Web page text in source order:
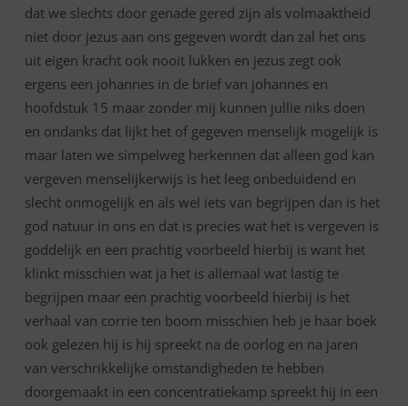
dat we slechts door genade gered zijn als volmaaktheid
niet door jezus aan ons gegeven wordt dan zal het ons
uit eigen kracht ook nooit lukken en jezus zegt ook
ergens een johannes in de brief van johannes en
hoofdstuk 15 maar zonder mij kunnen jullie niks doen
en ondanks dat lijkt het of gegeven menselijk mogelijk is
maar laten we simpelweg herkennen dat alleen god kan
vergeven menselijkerwijs is het leeg onbeduidend en
slecht onmogelijk en als wel iets van begrijpen dan is het
god natuur in ons en dat is precies wat het is vergeven is
goddelijk en een prachtig voorbeeld hierbij is want het
klinkt misschien wat ja het is allemaal wat lastig te
begrijpen maar een prachtig voorbeeld hierbij is het
verhaal van corrie ten boom misschien heb je haar boek
ook gelezen hij is hij spreekt na de oorlog en na jaren
van verschrikkelijke omstandigheden te hebben
doorgemaakt in een concentratiekamp spreekt hij in een